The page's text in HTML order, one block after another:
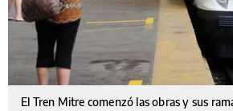
El Tren Mitre comenzó las obras y sus